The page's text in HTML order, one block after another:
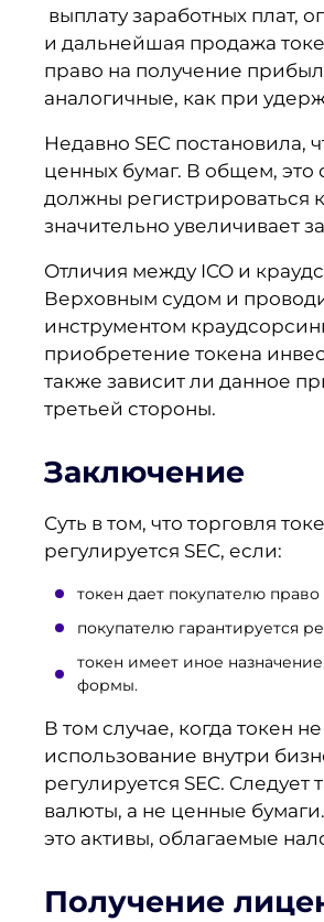
выплату заработных плат,
и дальнейшая продажа
право на получение
аналогичные, как при
Недавно SEC постановила,
ценных бумаг. В общем, это
должны регистрироваться
значительно увеличивает
Отличия между ICO и
Верховным судом и
инструментом
приобретение токена
также зависит ли данное
третьей стороны.
Заключение
Суть в том, что торговля
регулируется SEC, если:
токен дает покупателю
покупателю гарантируется
токен имеет иное
формы.
В том случае, когда токен
использование внутри
регулируется SEC. Следует
валюты, а не ценные
это активы, облагаемые
Получение